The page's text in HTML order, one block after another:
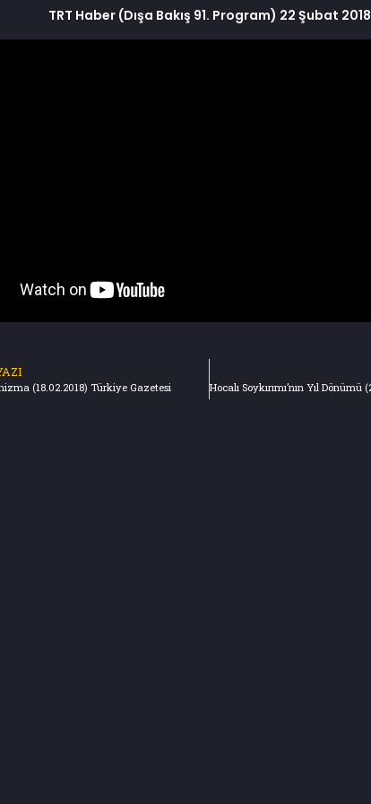
TRT Haber (Dışa Bakış 91. Program) 22 Şubat 2018
(18.02.2018) Türkiye Gazetesi